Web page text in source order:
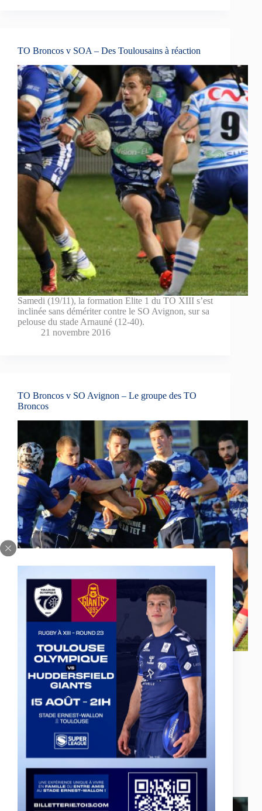
TO Broncos v SOA – Des Toulousains à réaction
Samedi (19/11), la formation Elite 1 du TO XIII s’est
inclinée sans démériter contre le SO Avignon, sur sa
pelouse du stade Arnauné (12-40).
21 novembre 2016
TO Broncos v SO Avignon – Le groupe des TO
Broncos
Le staff de la formation Elite 1 du Toulouse
Olympique a dévoilé le groupe des 19 joueurs
retenus pour accueillir le SO Avignon ce samedi
(19/11) au stade Arnauné des Minimes. Coup
d’envoi à 18h.
18 novembre 2016
SO Avignon vs TO Broncos – Le match en
intégralité